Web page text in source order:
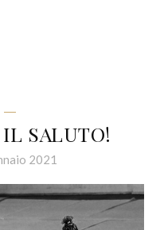
SALUTO!
2021